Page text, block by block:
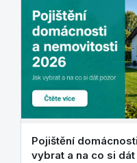
Pojištění
vybrat a na co si